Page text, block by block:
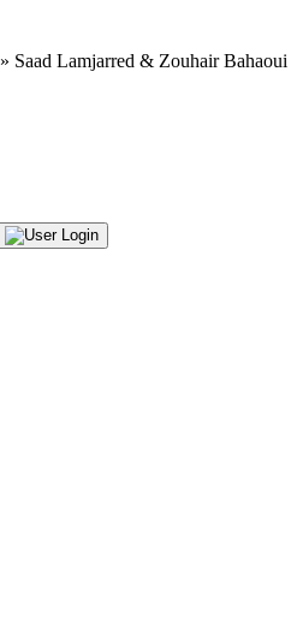
» Saad Lamjarred & Zouhair Bahaoui